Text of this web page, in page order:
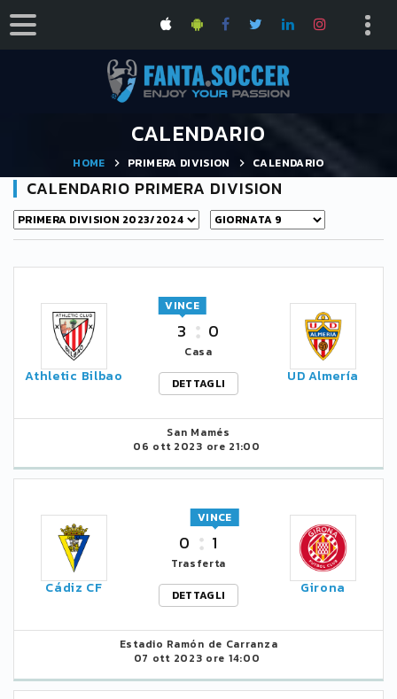
CALENDARIO
HOME PRIMERA DIVISION CALENDARIO
CALENDARIO PRIMERA DIVISION
Athletic Bilbao
3
VINCE
0
Casa
DETTAGLI
UD Almería
San Mamés
06 ott 2023 ore 21:00
Cádiz CF
0 1
VINCE
Trasferta
DETTAGLI
Girona
Estadio Ramón de Carranza
07 ott 2023 ore 14:00